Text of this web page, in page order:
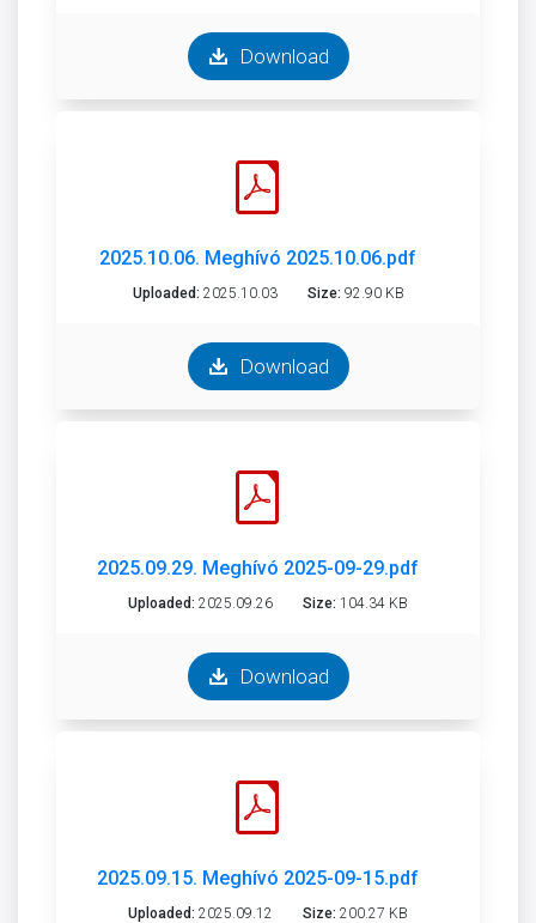
Download
2025.10.06. Meghívó 2025.10.06.pdf
Uploaded: 2025.10.03 Size: 92.90 KB
Download
2025.09.29. Meghívó 2025-09-29.pdf
Uploaded: 2025.09.26 Size: 104.34 KB
Download
2025.09.15. Meghívó 2025-09-15.pdf
Uploaded: 2025.09.12 Size: 200.27 KB